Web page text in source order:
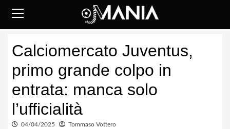
content
Menu
Calciomercato Juventus,
primo grande colpo in
entrata: manca solo
l’ufficialità
04/04/2025 Tommaso Vottero